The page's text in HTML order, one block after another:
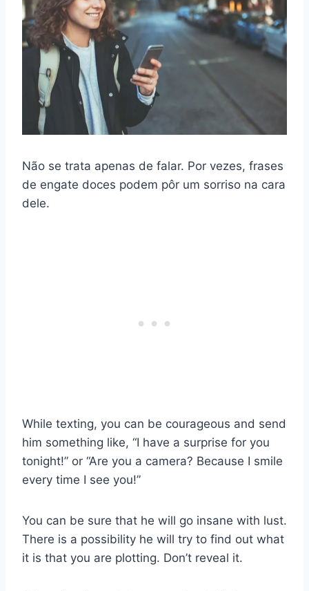
Não se trata apenas de falar. Por vezes, frases
de engate doces podem pôr um sorriso na cara
dele.
While texting, you can be courageous and send
him something like, “I have a surprise for you
tonight!” or “Are you a camera? Because I smile
every time I see you!”
You can be sure that he will go insane with lust.
There is a possibility he will try to find out what
it is that you are plotting. Don’t reveal it.